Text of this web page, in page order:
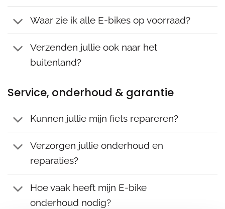
Waar zie ik alle E-bikes op voorraad?
Verzenden jullie ook naar het
buitenland?
Service, onderhoud & garantie
Kunnen jullie mijn fiets repareren?
Verzorgen jullie onderhoud en
reparaties?
Hoe vaak heeft mijn E-bike
onderhoud nodig?